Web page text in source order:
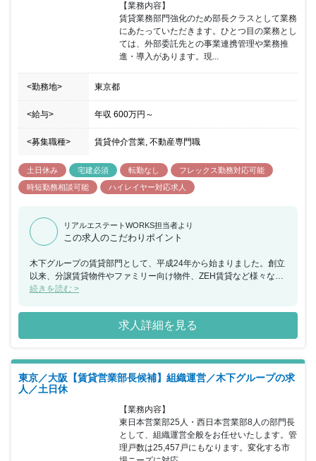
【業務内容】
賃貸業務部門強化のため部長クラスとして業務
にあたっていただきます。ひとつ目の業務とし
ては、外部委託先との事業連携管理や業務推
進・導入があります。現...
<勤務地> 東京都
<給与> 年収 600万円 ～
<募集職種> 賃貸仲介営業, 不動産専門職
土日休み 宅建必須 転勤なし
フレックス勤務対応可能
時短勤務相談可能
ハイレイヤー対応求人
リアルエステートWORKS担当者より
この求人のこだわりポイント
木下グループの賃貸部門として、平成24年から始まりました。創立
以来、分譲賃貸物件やファミリー向け物件、ZEH賃貸など様々な要
望に応える物件情報を提供しています。東京、千葉、埼玉、神奈川
た、木下グループは多岐にわたるサービスを提供する企業です。こ
れらの点を踏まえながら、賃貸業務の強化を図れる方からの応募を
お待ちしています。なお、入社3ヵ月間は契約社員(その後正社員登
続きを読む >
求人詳細を見る
東京／大阪【賃貸営業部長候補】組織運営／木下グループの求
人／土日休
【業務内容】
東日本営業部25人・西日本営業部8人の部門長
として、組織運営全般をお任せいたします。管
理戸数は25,457戸にもなります。変化する市